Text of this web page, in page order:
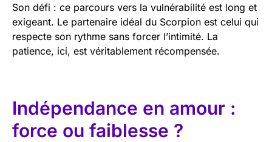
Son défi : ce parcours vers la vulnérabilité est long et
exigeant. Le partenaire idéal du Scorpion est celui qui
respecte son rythme sans forcer l’intimité. La
patience, ici, est véritablement récompensée.
Indépendance en amour :
force ou faiblesse ?